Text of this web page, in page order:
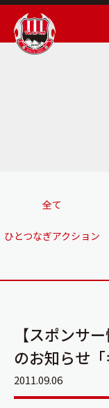
全て
ひとつなぎアクション
【スポンサ
のお知らせ「
2011.09.06